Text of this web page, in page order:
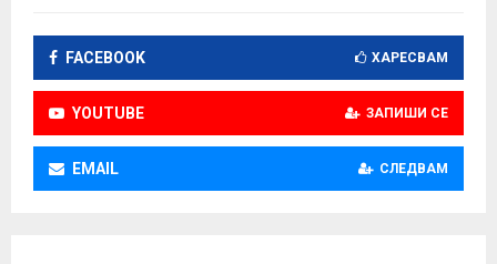
FACEBOOK ХАРЕСВАМ
YOUTUBE ЗАПИШИ СЕ
EMAIL СЛЕДВАМ